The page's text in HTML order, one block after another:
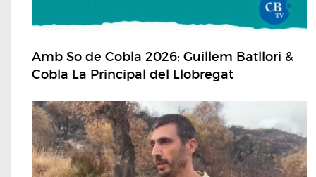
Amb So de Cobla 2026: Guillem Batllori &
Cobla La Principal del Llobregat